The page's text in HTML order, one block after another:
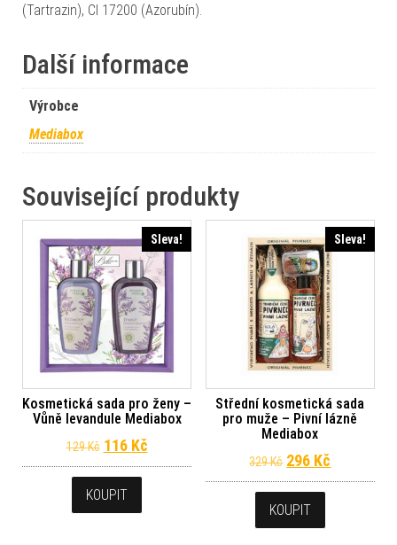
(Tartrazin), CI 17200 (Azorubín).
Další informace
Výrobce
Mediabox
Související produkty
Sleva!
Kosmetická sada pro ženy –
Vůně levandule Mediabox
129Kč Původní cena byla: 129 Kč.
116 KčAktuální cena je: 116 Kč.
KOUPIT
Sleva!
Střední kosmetická sada
pro muže – Pivní lázně
Mediabox
329Kč Původní cena
296 Kč
KOUPIT